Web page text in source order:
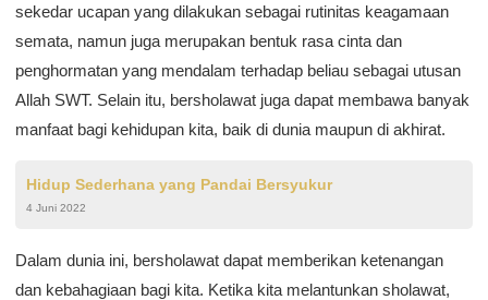
sekedar ucapan yang dilakukan sebagai rutinitas keagamaan
semata, namun juga merupakan bentuk rasa cinta dan
penghormatan yang mendalam terhadap beliau sebagai utusan
Allah SWT. Selain itu, bersholawat juga dapat membawa banyak
manfaat bagi kehidupan kita, baik di dunia maupun di akhirat.
Hidup Sederhana yang Pandai Bersyukur
4 Juni 2022
Dalam dunia ini, bersholawat dapat memberikan ketenangan
dan kebahagiaan bagi kita. Ketika kita melantunkan sholawat,